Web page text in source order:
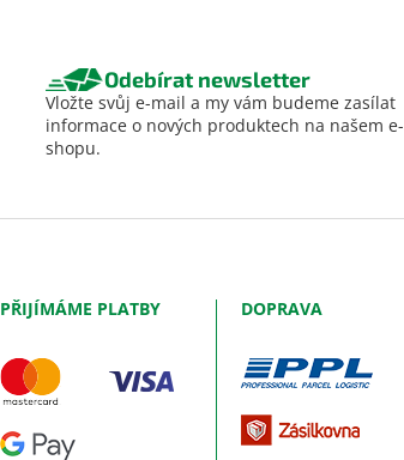
Odebírat newsletter
Vložte svůj e-mail a my vám budeme zasílat
informace o nových produktech na našem e-
shopu.
PŘIJÍMÁME PLATBY DOPRAVA